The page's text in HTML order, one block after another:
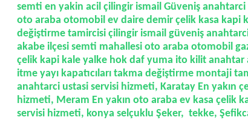
semti en yakin acil çilingir ismail Güveniş
oto araba otomobil ev daire demir çelik kasa kapi
değiştirme tamircisi çilingir ismail güveniş
akabe ilçesi semti mahallesi oto araba otomobil
çelik kapi kale yalke hok daf yuma ito kilit
itme yayı kapatıcıları takma değiştirme montaji
anahtarci ustasi servisi hizmeti, Karatay En yakın
hizmeti, Meram En yakın oto araba ev kasa çelik
servisi hizmeti, konya selçuklu Şeker, tekke,